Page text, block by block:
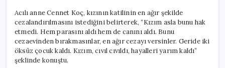
Acılı anne Cennet Koç, kızının katilinin en ağır şekilde
cezalandırılmasını istediğini belirterek, “Kızım asla bunu hak
etmedi. Hem parasını aldı hem de canını aldı. Bunu
cezaevinden bırakmasınlar, en ağır cezayı versinler. Geride iki
öksüz çocuk kaldı. Kızım, cıvıl cıvıldı, hayalleri yarım kaldı”
şeklinde konuştu.